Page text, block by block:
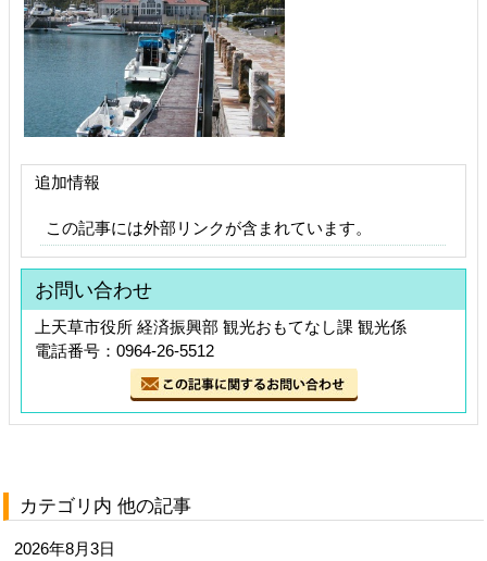
追加情報
この記事には外部リンクが含まれています。
お問い合わせ
上天草市役所 経済振興部 観光おもてなし課 観光係
電話番号：0964-26-5512
カテゴリ内 他の記事
2026年8月3日